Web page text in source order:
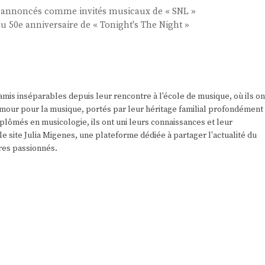
comme invités musicaux de « SNL »
50e anniversaire de « Tonight's The Night »
inséparables depuis leur rencontre à l'école de musique, où ils
pour la musique, portés par leur héritage familial profondément
en musicologie, ils ont uni leurs connaissances et leur
site Julia Migenes, une plateforme dédiée à partager l'actualité du
passionnés.